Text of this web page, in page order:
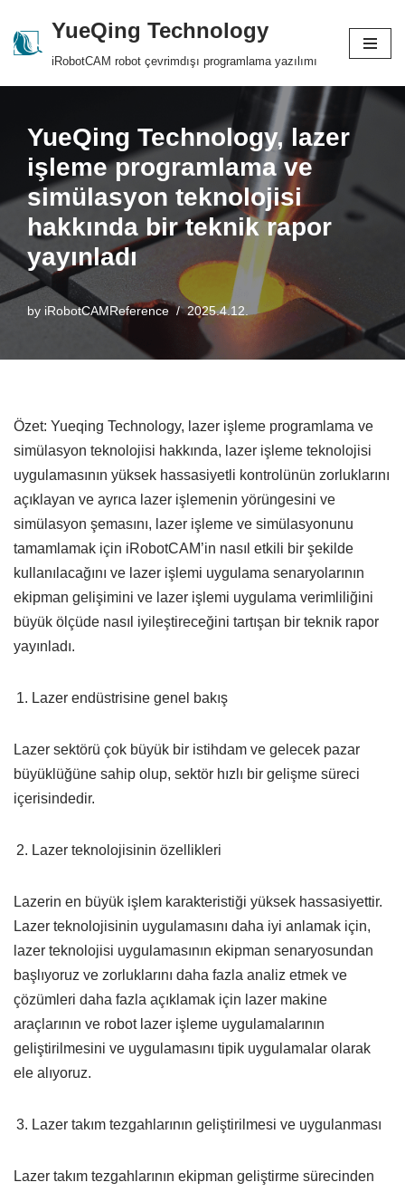
Skip
YueQing Technology
iRobotCAM robot çevrimdışı programlama yazılımı
YueQing Technology, lazer
işleme programlama ve
simülasyon teknolojisi
hakkında bir teknik rapor
yayınladı
by iRobotCAMReference 2025.4.12.
Özet: Yueqing Technology, lazer işleme programlama ve
simülasyon teknolojisi hakkında, lazer işleme teknolojisi
uygulamasının yüksek hassasiyetli kontrolünün zorluklarını
açıklayan ve ayrıca lazer işlemenin yörüngesini ve
simülasyon şemasını, lazer işleme ve simülasyonunu
tamamlamak için iRobotCAM’in nasıl etkili bir şekilde
kullanılacağını ve lazer işlemi uygulama senaryolarının
ekipman gelişimini ve lazer işlemi uygulama verimliliğini
büyük ölçüde nasıl iyileştireceğini tartışan bir teknik rapor
yayınladı.
Lazer endüstrisine genel bakış
Lazer sektörü çok büyük bir istihdam ve gelecek pazar
büyüklüğüne sahip olup, sektör hızlı bir gelişme süreci
içerisindedir.
Lazer teknolojisinin özellikleri
Lazerin en büyük işlem karakteristiği yüksek hassasiyettir.
Lazer teknolojisinin uygulamasını daha iyi anlamak için,
lazer teknolojisi uygulamasının ekipman senaryosundan
başlıyoruz ve zorluklarını daha fazla analiz etmek ve
çözümleri daha fazla açıklamak için lazer makine
araçlarının ve robot lazer işleme uygulamalarının
geliştirilmesini ve uygulamasını tipik uygulamalar olarak
ele alıyoruz.
Lazer takım tezgahlarının geliştirilmesi ve uygulanması
Lazer takım tezgahlarının ekipman geliştirme sürecinden